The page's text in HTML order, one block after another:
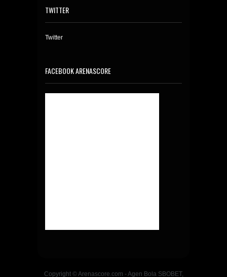
TWITTER
Twitter
FACEBOOK ARENASCORE
Copyright © Arenascore.com - Agen Bola SBOBET,